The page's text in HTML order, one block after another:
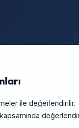
ile değerlendirilir.